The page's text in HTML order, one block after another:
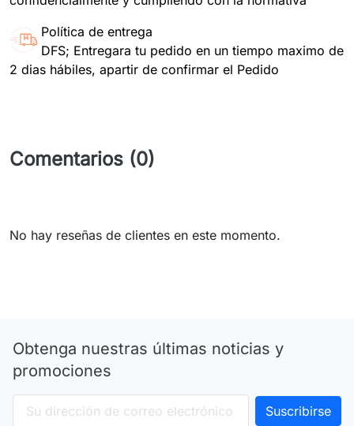
Política de entrega
DFS; Entregara tu pedido en un tiempo maximo de
2 dias hábiles, apartir de confirmar el Pedido
Comentarios (0)
No hay reseñas de clientes en este momento.
Obtenga nuestras últimas noticias y
promociones